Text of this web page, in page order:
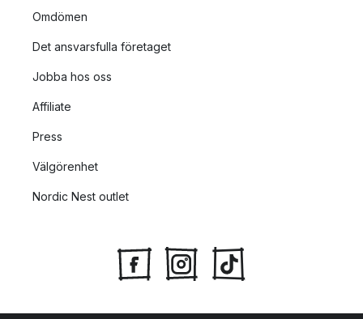
Omdömen
Det ansvarsfulla företaget
Jobba hos oss
Affiliate
Press
Välgörenhet
Nordic Nest outlet